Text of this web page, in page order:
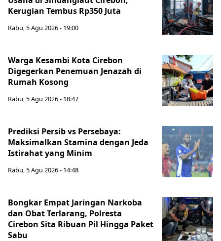
Kerugian Tembus Rp350 Juta
Rabu, 5 Agu 2026 - 19:00
Warga Kesambi Kota Cirebon
Digegerkan Penemuan Jenazah di
Rumah Kosong
Rabu, 5 Agu 2026 - 18:47
Prediksi Persib vs Persebaya:
Maksimalkan Stamina dengan Jeda
Istirahat yang Minim
Rabu, 5 Agu 2026 - 14:48
Bongkar Empat Jaringan Narkoba
dan Obat Terlarang, Polresta
Cirebon Sita Ribuan Pil Hingga Paket
Sabu